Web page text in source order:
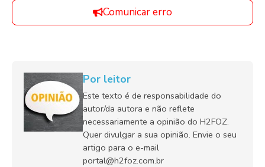
Comunicar erro
Por leitor
Este texto é de responsabilidade do
autor/da autora e não reflete
necessariamente a opinião do H2FOZ.
Quer divulgar a sua opinião. Envie o seu
artigo para o e-mail
portal@h2foz.com.br